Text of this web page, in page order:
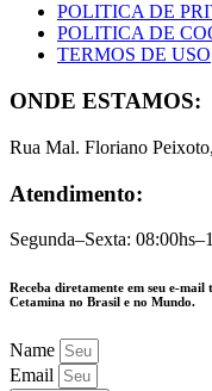
POLITICA DE
POLITICA DE
TERMOS DE USO
ONDE ESTAMOS:
Rua Mal. Floriano
Atendimento:
Segunda–Sexta:
Receba diretamente em seu e-mail
Cetamina no Brasil e no Mundo.
Name
Email